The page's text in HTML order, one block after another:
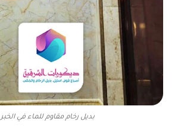
بديل رخام مقاوم للماء في الخبر